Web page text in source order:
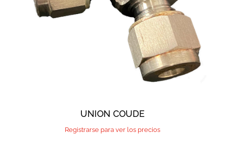
UNION COUDE
Registrarse para ver los precios